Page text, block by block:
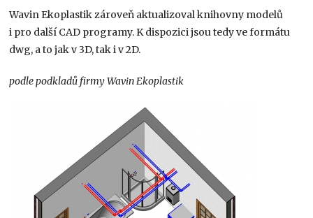
Wavin Ekoplastik zároveň aktualizoval knihovny modelů
i pro další CAD programy. K dispozici jsou tedy ve formátu
dwg, a to jak v 3D, tak i v 2D.
podle podkladů firmyWavin Ekoplastik